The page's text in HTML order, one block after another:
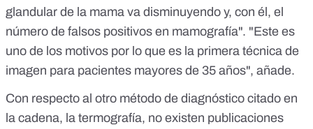
glandular de la mama va disminuyendo y, con él, el
número de falsos positivos en mamografía". "Este es
uno de los motivos por lo que es la primera técnica de
imagen para pacientes mayores de 35 años", añade.
Con respecto al otro método de diagnóstico citado en
la cadena, la termografía, no existen publicaciones